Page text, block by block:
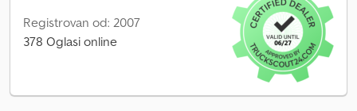
Registrovan od: 2007
378 Oglasi online